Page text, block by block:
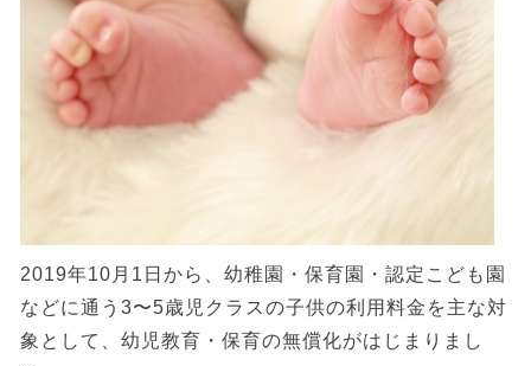
2019年10月1日から、幼稚園・保育園・認定こども園
などに通う3〜5歳児クラスの子供の利用料金を主な対
象として、幼児教育・保育の無償化がはじまりまし